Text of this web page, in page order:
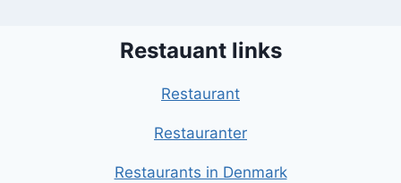
Restauant links
Restaurant
Restauranter
Restaurants in Denmark